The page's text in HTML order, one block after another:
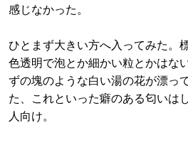
感じなかった。
ひとまず大きい方へ入ってみた。
色透明で泡とか細かい粒とかはな
ずの塊のような白い湯の花が漂っ
た、これといった癖のある匂いは
人向け。